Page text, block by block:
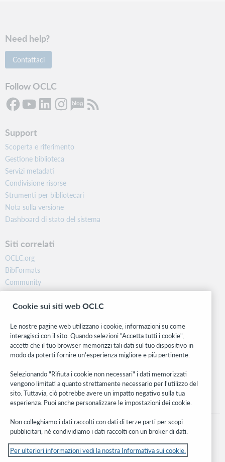
Need help?
Contattaci
Follow OCLC
Support
Scoperta e riferimento
Gestione biblioteca
Servizi metadati
Condivisione risorse
Strumenti per bibliotecari
Nota sulla versione
Dashboard di stato del sistema
Siti correlati
OCLC.org
BibFormats
Community
Ricerca
WebJunction
Stay in the know.
Ricevi gli ultimi aggiornamenti di prodotti, ricerche, eventi e molto
altro direttamente nella tua casella di posta.
Subscribe now
© 2026 OCLC
Cookie sui siti web OCLC
Le nostre pagine web utilizzano i cookie, informazioni su come
interagisci con il sito. Quando selezioni "Accetta tutti i cookie",
accetti che il tuo browser memorizzi tali dati sul tuo dispositivo in
modo da poterti fornire un'esperienza migliore e più pertinente.
Selezionando "Rifiuta i cookie non necessari" i dati memorizzati
vengono limitati a quanto strettamente necessario per l'utilizzo del
sito. Tuttavia, ciò potrebbe avere un impatto negativo sulla tua
esperienza. Puoi anche personalizzare le impostazioni dei cookie.
Non colleghiamo i dati raccolti con dati di terze parti per scopi
pubblicitari, né condividiamo i dati raccolti con un broker di dati.
Per ulteriori informazioni vedi la nostra Informativa sui cookie.